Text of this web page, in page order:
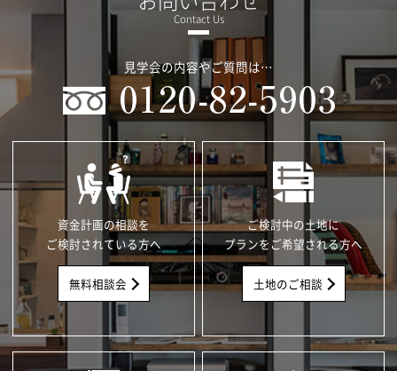
見学会の内容やご質問は…
資金計画の相談を
ご検討されている方へ
無料相談会
ご検討中の土地に
プランをご希望される方へ
土地のご相談